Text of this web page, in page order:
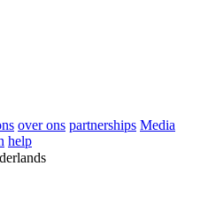
over ons partnerships Media
help